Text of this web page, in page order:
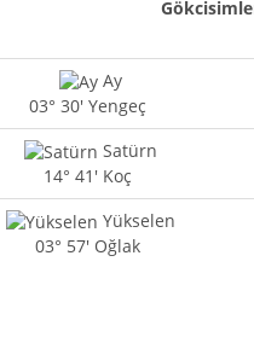
Ay
03° 30' Yengeç
Satürn
14° 41' Koç
Yükselen
03° 57' Oğlak